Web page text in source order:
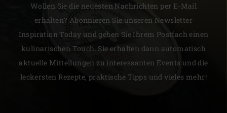
Wollen Sie die neuesten Nachrichten per E-Mail
erhalten? Abonnieren Sie unseren Newsletter
Inspiration Today und geben Sie Ihrem Postfach einen
kulinarischen Touch. Sie erhalten dann automatisch
aktuelle Mitteilungen zu interessanten Events und die
leckersten Rezepte, praktische Tipps und vieles mehr!